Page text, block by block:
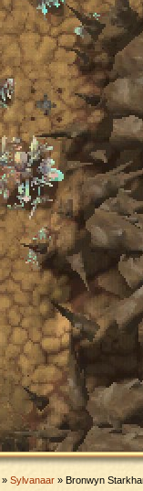
» Sylvanaar » Bronwyn